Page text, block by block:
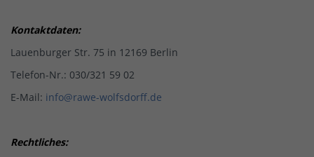
Kontaktdaten:
Lauenburger Str. 75 in 12169 Berlin
Telefon-Nr.: 030/321 59 02
E-Mail: info@rawe-wolfsdorff.de
Rechtliches: